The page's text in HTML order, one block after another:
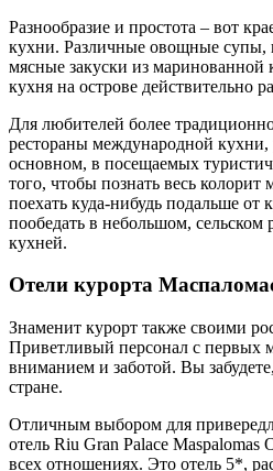
Разнообразие и простота – вот
кухни. Различные овощные супы,
мясные закуски из
кухня на острове действительно
Для любителей более
рестораны международной
основном, в посещаемых
того, чтобы познать весь колорит
поехать куда-нибудь подальше от
пообедать в небольшом, сельском
кухней.
Отели курорта
Знаменит курорт также своими
Приветливый персонал с первых
вниманием и заботой. Вы
стране.
Отличным выбором для
отель Riu Gran Palace Maspalomas
всех отношениях. Это отель 5*,